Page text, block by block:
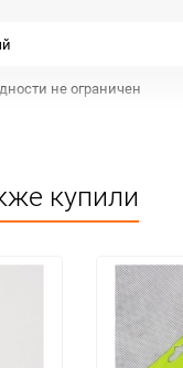
не ограничен
не требует
купили